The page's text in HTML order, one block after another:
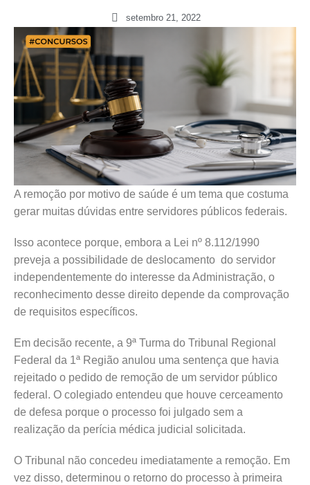
setembro 21, 2022
A remoção por motivo de saúde é um tema que costuma
gerar muitas dúvidas entre servidores públicos federais.
Isso acontece porque, embora a Lei nº 8.112/1990
preveja a possibilidade de deslocamento do servidor
independentemente do interesse da Administração, o
reconhecimento desse direito depende da comprovação
de requisitos específicos.
Em decisão recente, a 9ª Turma do Tribunal Regional
Federal da 1ª Região anulou uma sentença que havia
rejeitado o pedido de remoção de um servidor público
federal. O colegiado entendeu que houve cerceamento
de defesa porque o processo foi julgado sem a
realização da perícia médica judicial solicitada.
O Tribunal não concedeu imediatamente a remoção. Em
vez disso, determinou o retorno do processo à primeira